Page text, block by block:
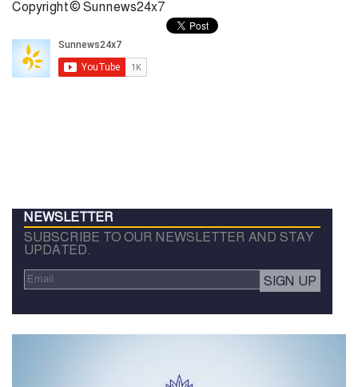
Copyright © Sunnews24x7
NEWSLETTER
SUBSCRIBE TO OUR NEWSLETTER AND STAY
UPDATED.